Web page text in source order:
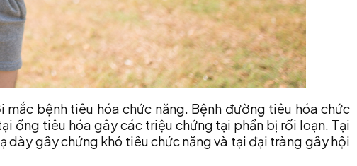
bệnh tiêu hóa chức năng. Bệnh đường tiêu hóa chức
ống tiêu hóa gây các triệu chứng tại phần bị rối loạn. Tại
dày gây chứng khó tiêu chức năng và tại đại tràng gây hội